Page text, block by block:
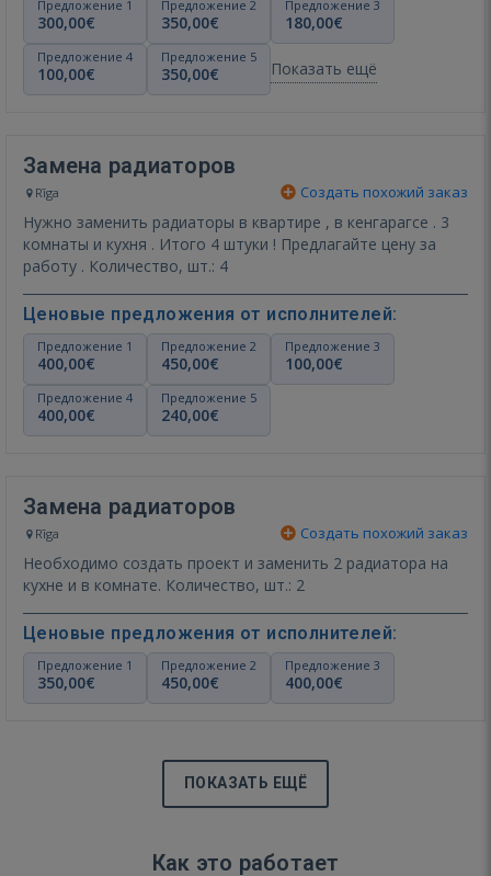
Предложение 1
300,00€
Предложение 2
350,00€
Предложение 3
180,00€
Предложение 4
100,00€
Предложение 5
350,00€ Показать ещё
Замена радиаторов
Rīga Создать похожий заказ
Нужно заменить радиаторы в квартире , в кенгарагсе . 3
комнаты и кухня . Итого 4 штуки ! Предлагайте цену за
работу . Количество, шт.: 4
Ценовые предложения от исполнителей:
Предложение 1
400,00€
Предложение 2
450,00€
Предложение 3
100,00€
Предложение 4
400,00€
Предложение 5
240,00€
Замена радиаторов
Rīga Создать похожий заказ
Необходимо создать проект и заменить 2 радиатора на
кухне и в комнате. Количество, шт.: 2
Ценовые предложения от исполнителей:
Предложение 1
350,00€
Предложение 2
450,00€
Предложение 3
400,00€
ПОКАЗАТЬ ЕЩЁ
Как это работает